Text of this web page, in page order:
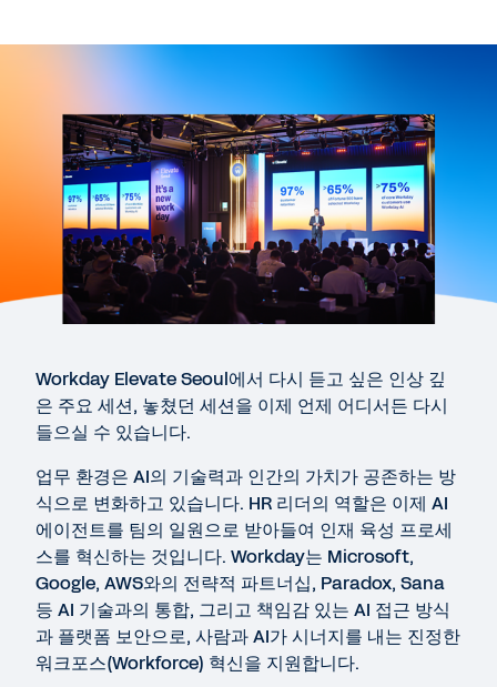
Elevate Seoul 2026 다시보기
OPENING MESSAGE
환영사 및 오프닝 메세지
17:49
KEYNOTE
35:04
야놀자: AI 시대의 글로벌 HR 비전과 데이터 전략
15:15
WORKDAY SESSION
Workday HCM 전략과 비전
30:10
Workday Elevate Seoul에서 다시 듣고 싶은 인상 깊
은 주요 세션, 놓쳤던 세션을 이제 언제 어디서든 다시
들으실 수 있습니다.
업무 환경은 AI의 기술력과 인간의 가치가 공존하는 방
식으로 변화하고 있습니다. HR 리더의 역할은 이제 AI
에이전트를 팀의 일원으로 받아들여 인재 육성 프로세
스를 혁신하는 것입니다. Workday는 Microsoft,
Google, AWS와의 전략적 파트너십, Paradox, Sana
등 AI 기술과의 통합, 그리고 책임감 있는 AI 접근 방식
과 플랫폼 보안으로, 사람과 AI가 시너지를 내는 진정한
워크포스(Workforce) 혁신을 지원합니다.